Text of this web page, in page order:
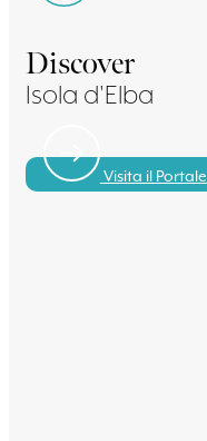
Discover
Isola d'Elba
Visita il Portale